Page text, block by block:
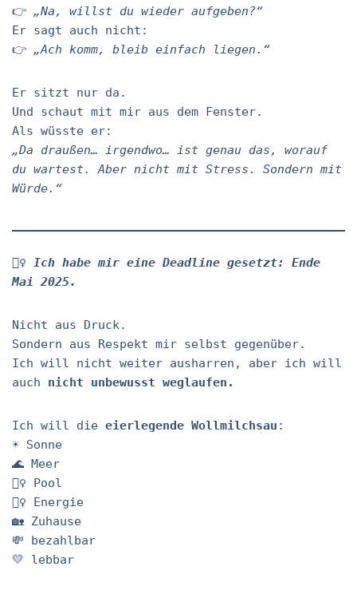
👉 „Na, willst du wieder aufgeben?“
Er sagt auch nicht:
👉 „Ach komm, bleib einfach liegen.“
Er sitzt nur da.
Und schaut mit mir aus dem Fenster.
Als wüsste er:
„Da draußen… irgendwo… ist genau das, worauf
du wartest. Aber nicht mit Stress. Sondern mit
Würde.“
🧘‍♀️
Ich habe mir eine Deadline gesetzt: Ende
Mai 2025.
Nicht aus Druck.
Sondern aus Respekt mir selbst gegenüber.
Ich will nicht weiter ausharren, aber ich will
auch nicht unbewusst weglaufen.
Ich will die eierlegende Wollmilchsau :
☀️ Sonne
🌊 Meer
🏊‍♀️ Pool
🧘‍♀️ Energie
🏡 Zuhause
💸 bezahlbar
💛 lebbar